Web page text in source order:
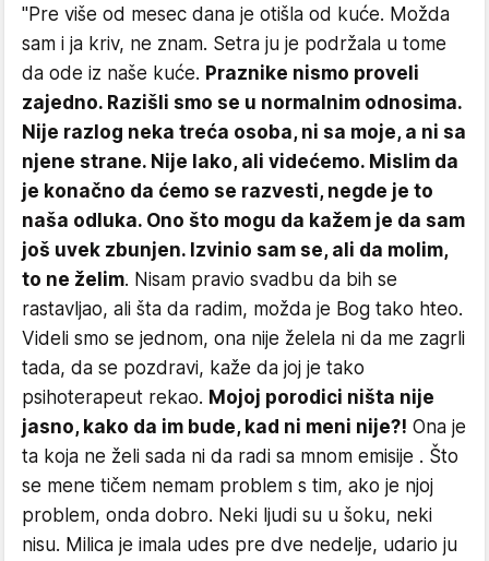
"Pre više od mesec dana je otišla od kuće. Možda
sam i ja kriv, ne znam. Setra ju je podržala u tome
da ode iz naše kuće. Praznike nismo proveli
zajedno. Razišli smo se u normalnim odnosima.
Nije razlog neka treća osoba, ni sa moje, a ni sa
njene strane. Nije lako, ali videćemo. Mislim da
je konačno da ćemo se razvesti, negde je to
naša odluka. Ono što mogu da kažem je da sam
još uvek zbunjen. Izvinio sam se, ali da molim,
to ne želim. Nisam pravio svadbu da bih se
rastavljao, ali šta da radim, možda je Bog tako hteo.
Videli smo se jednom, ona nije želela ni da me zagrli
tada, da se pozdravi, kaže da joj je tako
psihoterapeut rekao. Mojoj porodici ništa nije
jasno, kako da im bude, kad ni meni nije?! Ona je
ta koja ne želi sada ni da radi sa mnom emisije . Što
se mene tičem nemam problem s tim, ako je njoj
problem, onda dobro. Neki ljudi su u šoku, neki
nisu. Milica je imala udes pre dve nedelje, udario ju